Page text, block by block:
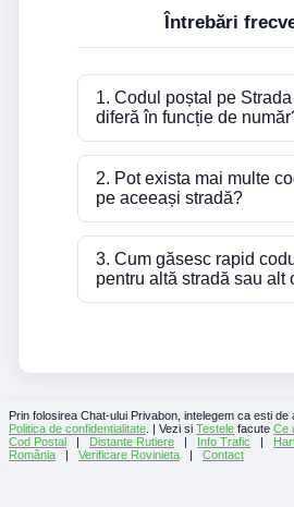
Întrebări
1. Codul poștal pe
diferă în funcție de
2. Pot exista mai multe
pe aceeași stradă?
3. Cum găsesc rapid
pentru altă stradă sau alt
Prin folosirea Chat-ului Privabon, intelegem ca esti de
Politica de confidentialitate . | Vezi si Testele facute Ce
Cod Postal | Distante Rutiere | Info Trafic |
România | Verificare Rovinieta | Contact